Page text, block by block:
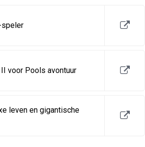
speler
voor Pools avontuur
leven en gigantische